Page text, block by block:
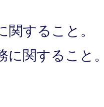
関すること。
に関すること